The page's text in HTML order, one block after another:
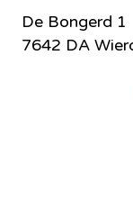
De Bongerd 1
7642 DA